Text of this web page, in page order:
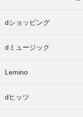
dショッピング
dミュージック
Lemino
dヒッツ